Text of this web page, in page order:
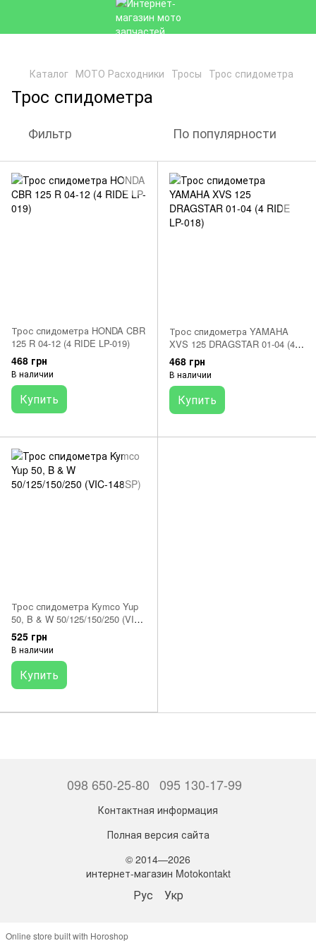
Каталог МОТО Расходники Тросы Трос спидометра
Трос спидометра
Фильтр По популярности
Трос спидометра HONDA CBR
125 R 04-12 (4 RIDE LP-019)
468 грн
В наличии
Купить
Трос спидометра YAMAHA
XVS 125 DRAGSTAR 01-04 (4
RIDE LP-018)
468 грн
В наличии
Купить
Трос спидометра Kymco Yup
50, B & W 50/125/150/250 (VIC-
148SP)
525 грн
В наличии
Купить
098 650-25-80 095 130-17-99
Контактная информация
Полная версия сайта
© 2014—2026
интернет-магазин Motokontakt
Рус Укр
Online store built with Horoshop